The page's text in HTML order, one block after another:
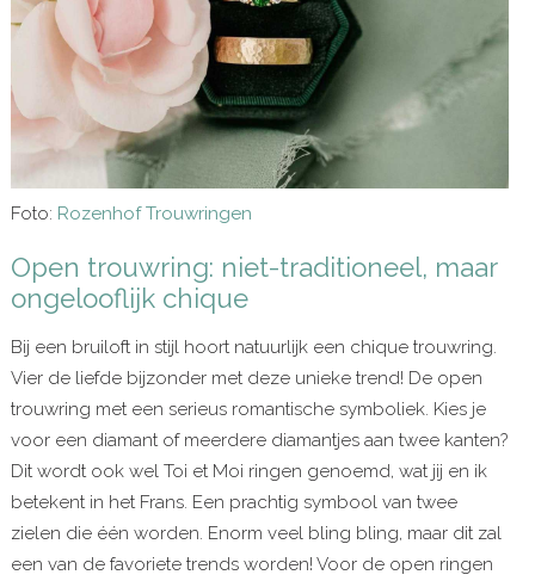
Foto: Rozenhof Trouwringen
Open trouwring: niet-traditioneel, maar
ongelooflijk chique
Bij een bruiloft in stijl hoort natuurlijk een chique trouwring.
Vier de liefde bijzonder met deze unieke trend! De open
trouwring met een serieus romantische symboliek. Kies je
voor een diamant of meerdere diamantjes aan twee kanten?
Dit wordt ook wel Toi et Moi ringen genoemd, wat jij en ik
betekent in het Frans. Een prachtig symbool van twee
zielen die één worden. Enorm veel bling bling, maar dit zal
een van de favoriete trends worden! Voor de open ringen